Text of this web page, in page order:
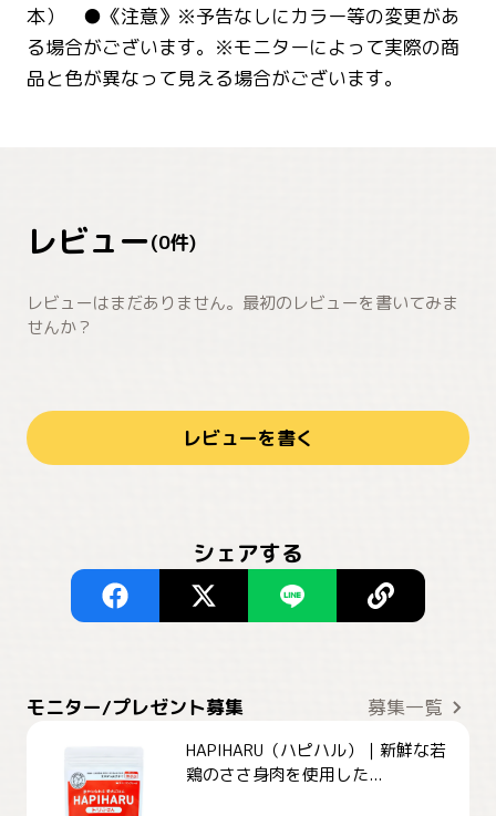
本） ●《注意》※予告なしにカラー等の変更があ
る場合がございます。※モニターによって実際の商
品と色が異なって見える場合がございます。
レビュー(0件)
レビューはまだありません。最初のレビューを書いてみま
せんか？
レビューを書く
シェアする
モニター/プレゼント募集 募集一覧
HAPIHARU（ハピハル）｜新鮮な若
鶏のささ身肉を使用した...